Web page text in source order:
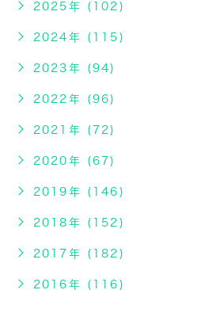
2025年 (102)
2024年 (115)
2023年 (94)
2022年 (96)
2021年 (72)
2020年 (67)
2019年 (146)
2018年 (152)
2017年 (182)
2016年 (116)